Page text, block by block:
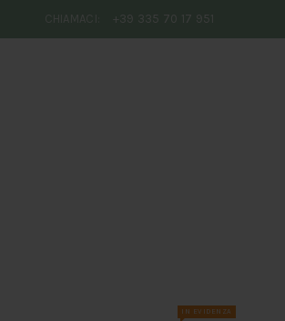
+39 335 70 17 951
IN EVIDENZA